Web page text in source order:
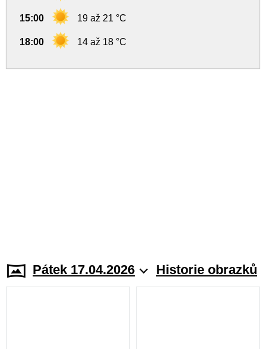
15:00 19 až 21 °C
18:00 14 až 18 °C
Pátek 17.04.2026 Historie obrazků